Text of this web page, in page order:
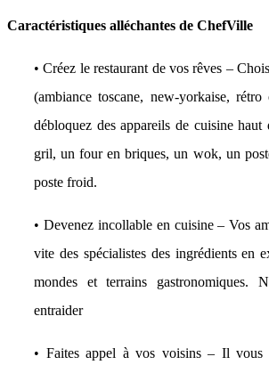
Caractéristiques alléchantes de ChefVille
• Créez le restaurant de vos rêves –
(ambiance toscane, new-yorkaise,
débloquez des appareils de cuisine haut
gril, un four en briques, un wok, un
poste froid.
• Devenez incollable en cuisine – Vos
vite des spécialistes des ingrédients en
mondes et terrains gastronomiques.
entraider
• Faites appel à vos voisins – Il vous